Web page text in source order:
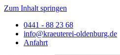
Zum Inhalt springen
0441 - 88 23 68
info@kraeuterei-oldenburg.de
Anfahrt